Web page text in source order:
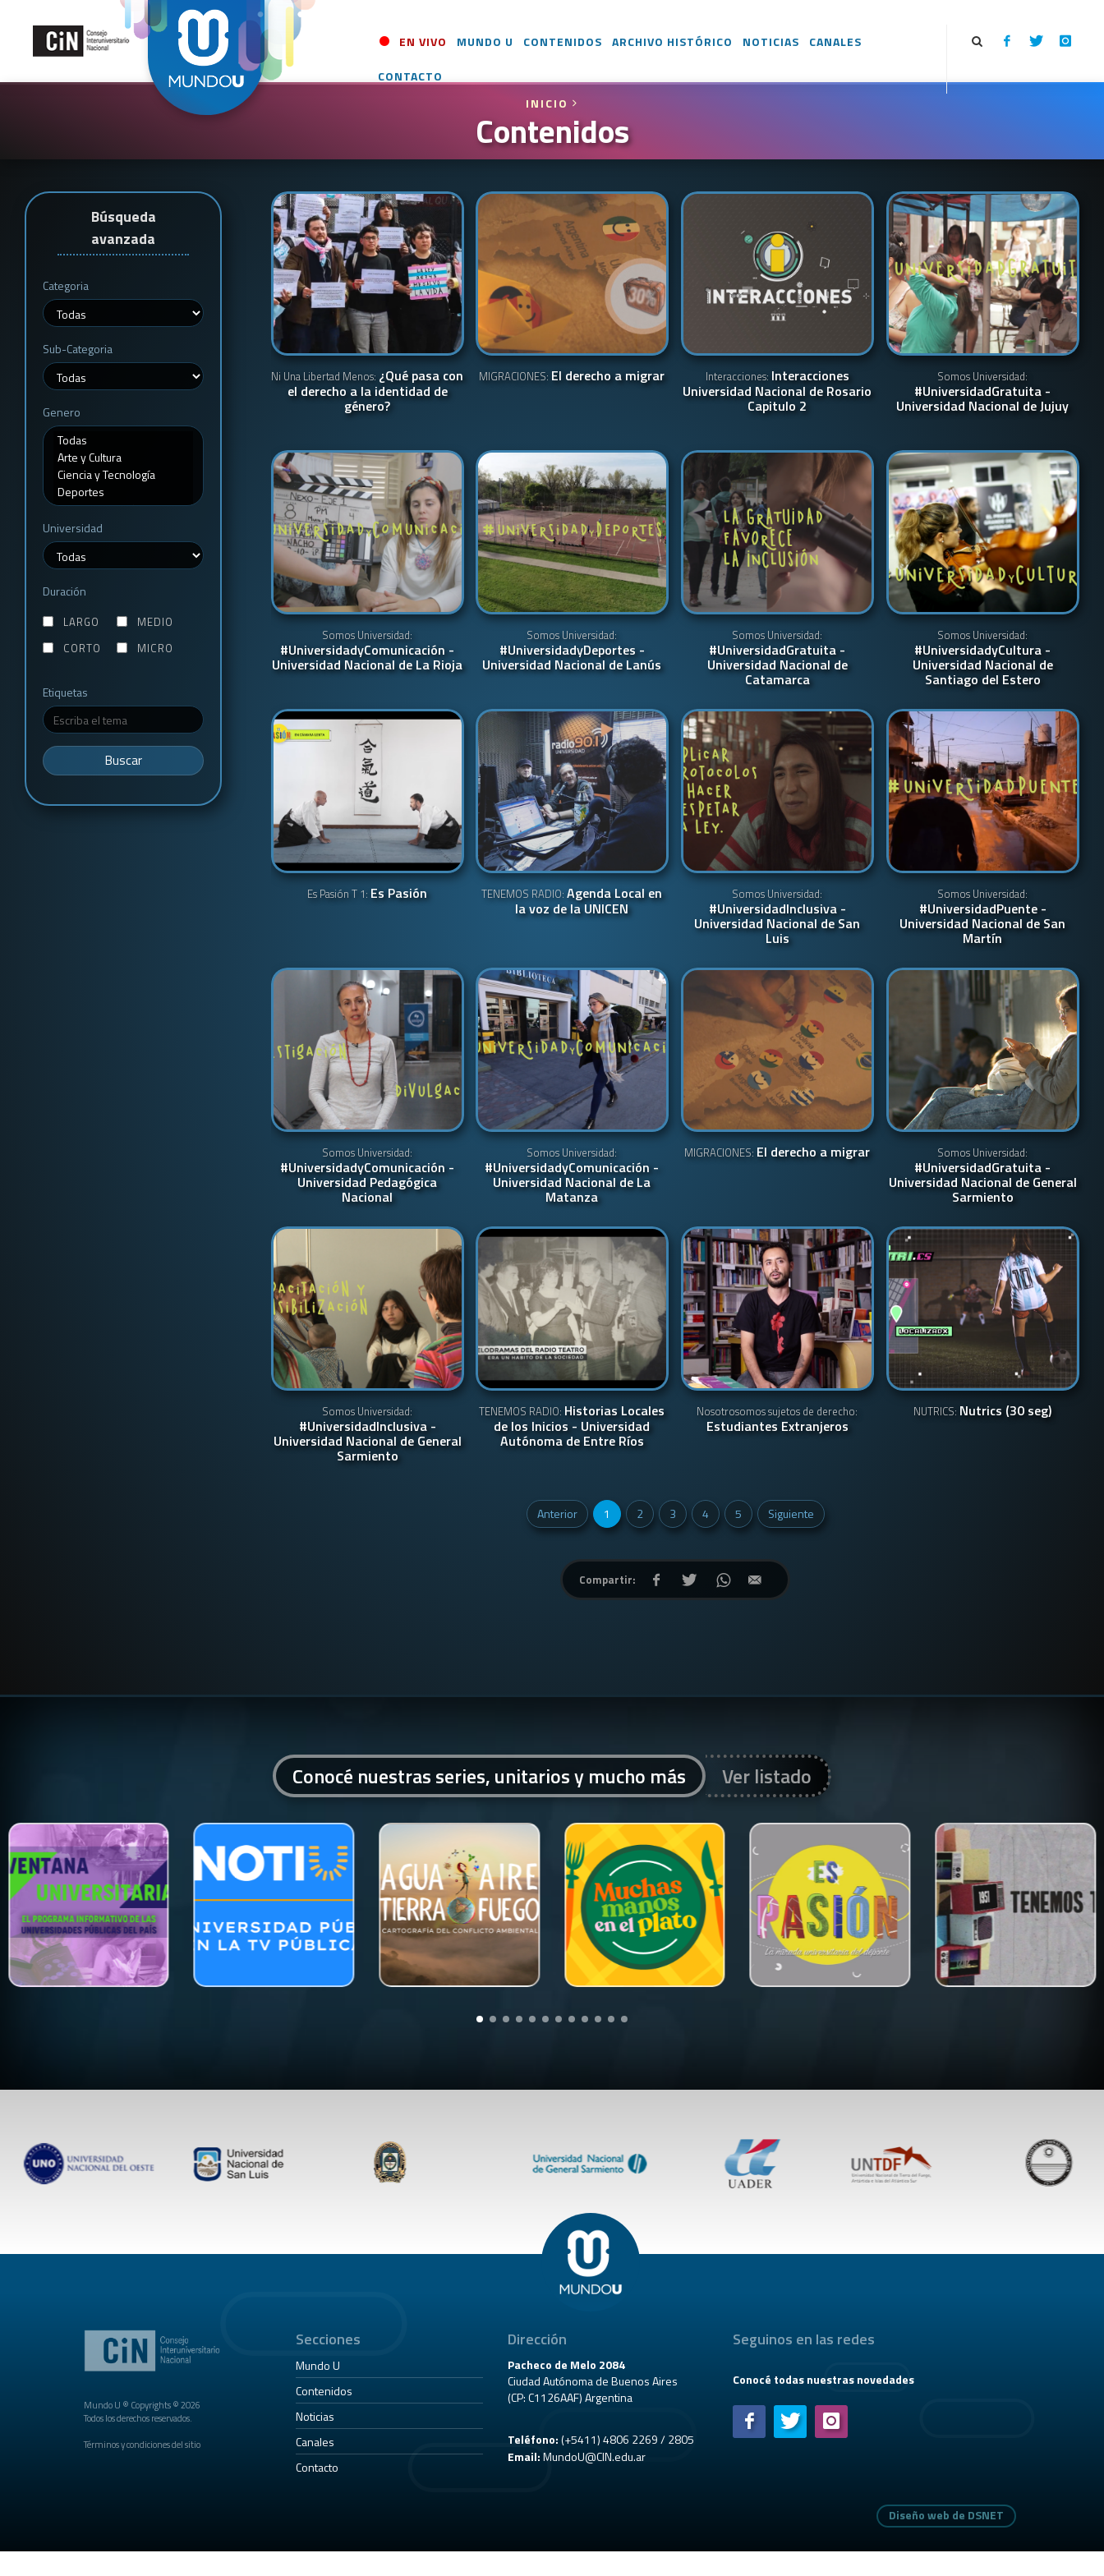
EN VIVO MUNDO U CONTENIDOS ARCHIVO HISTÓRICO NOTICIAS
CANALES
CONTACTO
INICIO
Contenidos
Ni Una Libertad Menos: ¿Qué pasa con
el derecho a la identidad de
género?
MIGRACIONES: El derecho a migrar Interacciones: Interacciones
Universidad Nacional de Rosario
Capitulo 2
Somos Universidad:
#UniversidadGratuita -
Universidad Nacional de Jujuy
Somos Universidad:
#UniversidadyComunicación -
Universidad Nacional de La Rioja
Somos Universidad:
#UniversidadyDeportes -
Universidad Nacional de Lanús
Somos Universidad:
#UniversidadGratuita -
Universidad Nacional de
Catamarca
Somos Universidad:
#UniversidadyCultura -
Universidad Nacional de
Santiago del Estero
Es Pasión T 1: Es Pasión TENEMOS RADIO:Agenda Local en
la voz de la UNICEN
Somos Universidad:
#UniversidadInclusiva -
Universidad Nacional de San
Luis
Somos Universidad:
#UniversidadPuente -
Universidad Nacional de San
Martín
Somos Universidad:
#UniversidadyComunicación -
Universidad Pedagógica
Nacional
Somos Universidad:
#UniversidadyComunicación -
Universidad Nacional de La
Matanza
MIGRACIONES: El derecho a migrar Somos Universidad:
#UniversidadGratuita -
Universidad Nacional de General
Sarmiento
Somos Universidad:
#UniversidadInclusiva -
Universidad Nacional de General
Sarmiento
TENEMOS RADIO: Historias Locales
de los Inicios - Universidad
Autónoma de Entre Ríos
Nosotrosomos sujetos de derecho:
Estudiantes Extranjeros
NUTRICS: Nutrics (30 seg)
Anterior 1 2 3 4 5 Siguiente
Compartir:
Búsqueda
avanzada
Categoria
Sub-Categoria
Genero
Universidad
Duración
LARGO
MEDIO
CORTO
MICRO
Etiquetas
Buscar
Conocé nuestras series, unitarios y mucho más Ver listado
Mundo U ® Copyrights © 2026
Todos los derechos reservados.
Términos y condiciones del sitio
Secciones
Mundo U
Contenidos
Noticias
Canales
Contacto
Dirección
Pacheco de Melo 2084
Ciudad Autónoma de Buenos Aires
(CP: C1126AAF) Argentina
Teléfono:(+5411) 4806 2269 / 2805
Email:MundoU@CIN.edu.ar
Seguinos en las redes
Conocé todas nuestras novedades
Diseño web de DSNET